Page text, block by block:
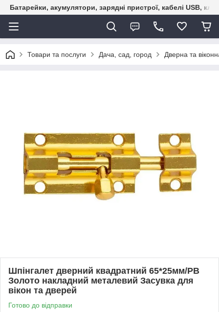
Батарейки, акумулятори, зарядні пристрої, кабелі USB,
Товари та послуги Дача, сад, город Дверна та
Шпінгалет дверний квадратний 65*25мм/PB
Золото накладний металевий Засувка для
вікон та дверей
Готово до відправки